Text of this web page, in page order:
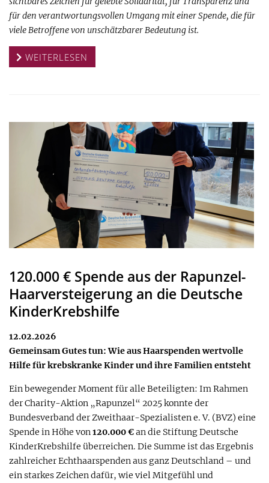
für den verantwortungsvollen Umgang mit einer Spende, die für
viele Betroffene von unschätzbarer Bedeutung ist.
WEITERLESEN
120.000 € Spende aus der Rapunzel-
Haarversteigerung an die Deutsche
KinderKrebshilfe
12.02.2026
Gemeinsam Gutes tun: Wie aus Haarspenden wertvolle
Hilfe für krebskranke Kinder und ihre Familien entsteht
Ein bewegender Moment für alle Beteiligten: Im Rahmen
der Charity-Aktion „Rapunzel“ 2025 konnte der
Bundesverband der Zweithaar-Spezialisten e. V. (BVZ) eine
Spende in Höhe von120.000 €an die Stiftung Deutsche
KinderKrebshilfe überreichen. Die Summe ist das Ergebnis
zahlreicher Echthaarspenden aus ganz Deutschland – und
ein starkes Zeichen dafür, wie viel Mitgefühl und